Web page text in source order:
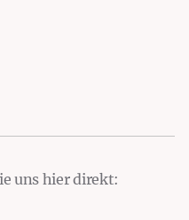
uns hier direkt: